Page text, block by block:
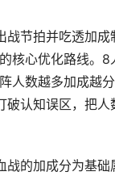
节拍并吃透加
核心优化路线。
人数越多加成越
认知误区，把
的加成分为基